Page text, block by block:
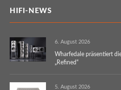
HIFI-NEWS
6. August 2026
Wharfedale präsentiert
„Refined“
5. August 2026